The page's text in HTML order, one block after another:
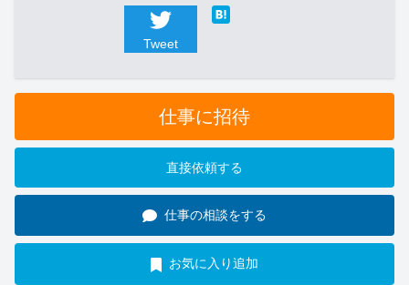
Tweet
仕事に招待
直接依頼する
仕事の相談をする
お気に入り追加